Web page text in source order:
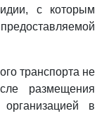
с которым
транспорта не
размещения
в